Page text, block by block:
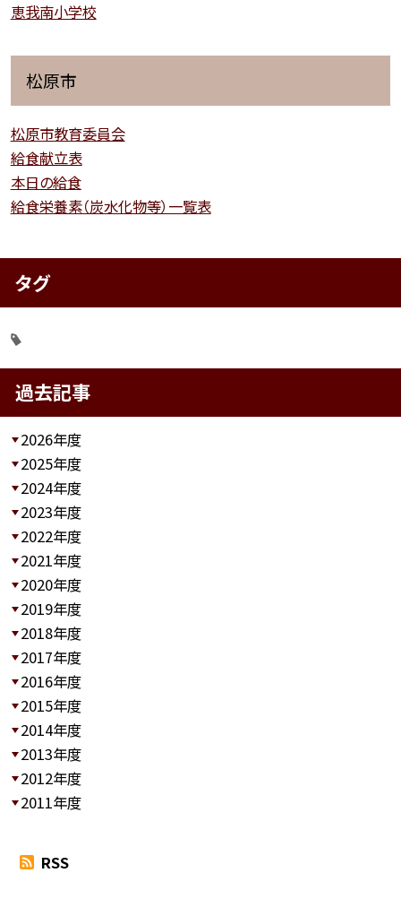
恵我南小学校
松原市
松原市教育委員会
給食献立表
本日の給食
給食栄養素（炭水化物等）一覧表
タグ
過去記事
2026年度
2025年度
2024年度
2023年度
2022年度
2021年度
2020年度
2019年度
2018年度
2017年度
2016年度
2015年度
2014年度
2013年度
2012年度
2011年度
RSS